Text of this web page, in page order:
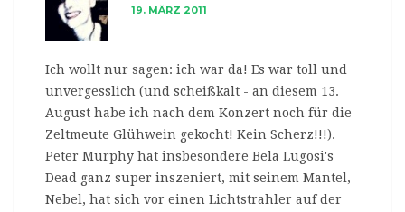
19. MÄRZ 2011
Ich wollt nur sagen: ich war da! Es war toll und
unvergesslich (und scheißkalt - an diesem 13.
August habe ich nach dem Konzert noch für die
Zeltmeute Glühwein gekocht! Kein Scherz!!!).
Peter Murphy hat insbesondere Bela Lugosi's
Dead ganz super inszeniert, mit seinem Mantel,
Nebel, hat sich vor einen Lichtstrahler auf der